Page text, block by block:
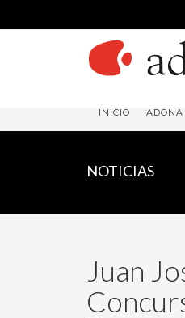
INICIO ADONA
NOTICIAS
Juan